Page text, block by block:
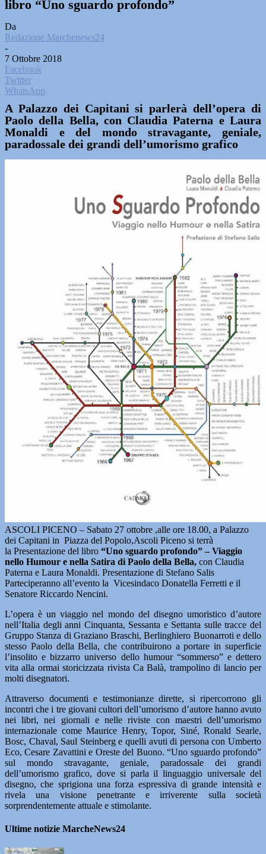
libro “Uno sguardo profondo”
Da
Redazione Marchenews24
-
7 Ottobre 2018
Facebook
Twitter
WhatsApp
A Palazzo dei Capitani si parlerà dell’opera di
Paolo della Bella,con Claudia Paterna e Laura
Monaldi e del mondo stravagante, geniale,
paradossale dei grandi dell’umorismo grafico
ASCOLI PICENO – Sabato 27 ottobre ,alle ore 18.00, a Palazzo
dei Capitani in Piazza del Popolo,Ascoli Piceno si terrà
la Presentazione del libro “Uno sguardo profondo” – Viaggio
nello Humour e nella Satira di Paolo della Bella, con Claudia
Paterna e Laura Monaldi. Presentazione di Stefano Salis
Parteciperanno all’evento la Vicesindaco Donatella Ferretti e il
Senatore Riccardo Nencini.
L’opera è un viaggio nel mondo del disegno umoristico d’autore
nell’Italia degli anni Cinquanta, Sessanta e Settanta sulle tracce del
Gruppo Stanza di Graziano Braschi, Berlinghiero Buonarroti e dello
stesso Paolo della Bella, che contribuirono a portare in superficie
l’insolito e bizzarro universo dello humour “sommerso” e dettero
vita alla ormai storicizzata rivista Ca Balà, trampolino di lancio per
molti disegnatori.
Attraverso documenti e testimonianze dirette, si ripercorrono gli
incontri che i tre giovani cultori dell’umorismo d’autore hanno avuto
nei libri, nei giornali e nelle riviste con maestri dell’umorismo
internazionale come Maurice Henry, Topor, Siné, Ronald Searle,
Bosc, Chaval, Saul Steinberg e quelli avuti di persona con Umberto
Eco, Cesare Zavattini e Oreste del Buono. “Uno sguardo profondo”
sul mondo stravagante, geniale, paradossale dei grandi
dell’umorismo grafico, dove si parla il linguaggio universale del
disegno, che sprigiona una forza espressiva di grande intensità e
rivela una visione penetrante e irriverente sulla società
sorprendentemente attuale e stimolante.
Ultime notizie MarcheNews24